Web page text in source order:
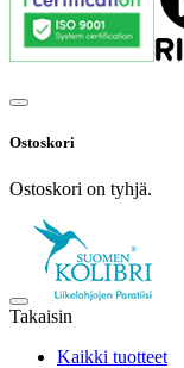
Ostoskori
Ostoskori on tyhjä.
Takaisin
Kaikki tuotteet